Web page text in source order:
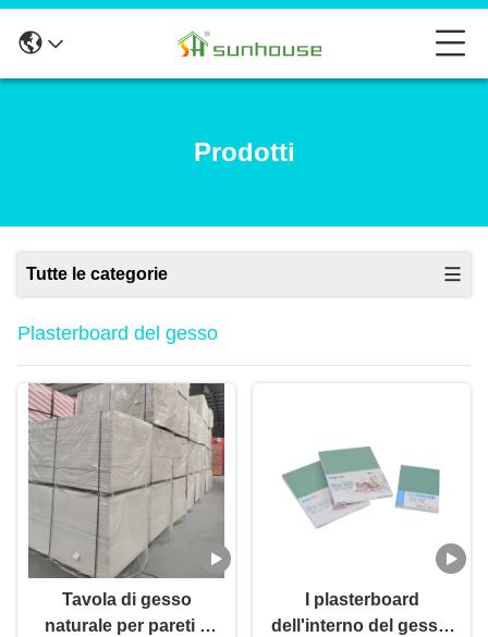
Prodotti
Tutte le categorie
Plasterboard del gesso
Tavola di gesso
naturale per pareti a
I plasterboard
dell'interno del gesso,